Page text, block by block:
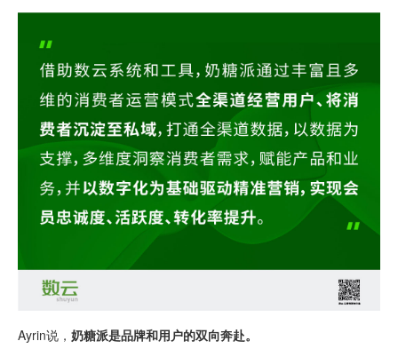
Ayrin说， 奶糖派是品牌和用户的双向奔赴。